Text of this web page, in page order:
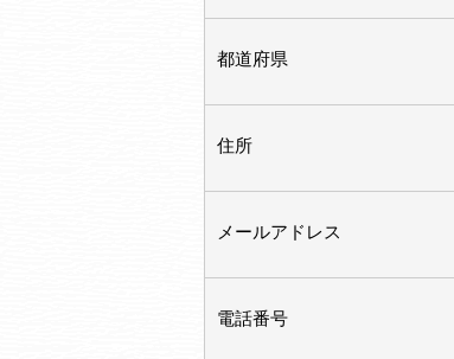
都道府県
住所
メールアドレス
電話番号